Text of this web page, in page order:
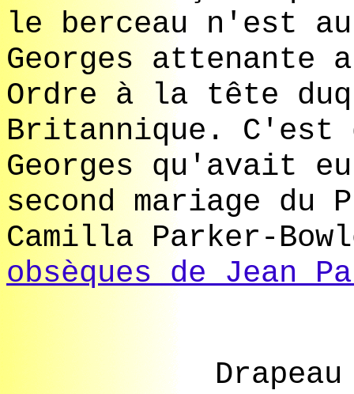
le berceau n'est
Georges attenante
Ordre à la tête
Britannique. C'est
Georges qu'avait
second mariage du
Camilla Parker-
obsèques de Jean